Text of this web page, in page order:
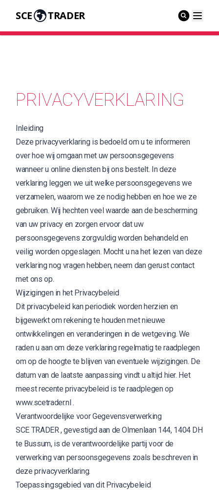
SCE TRADER
PRIVACYVERKLARING
Inleiding
Deze privacyverklaring is bedoeld om u te informeren
over hoe wij omgaan met uw persoonsgegevens
wanneer u online diensten bij ons bestelt. In deze
verklaring leggen we uit welke persoonsgegevens we
verzamelen, waarom we ze nodig hebben en hoe we ze
gebruiken. Wij hechten veel waarde aan de bescherming
van uw privacy en zorgen ervoor dat uw
persoonsgegevens zorgvuldig worden behandeld en
veilig worden opgeslagen. Mocht u na het lezen van deze
verklaring nog vragen hebben, neem dan gerust contact
met ons op.
Wijzigingen in het Privacybeleid
Dit privacybeleid kan periodiek worden herzien en
bijgewerkt om rekening te houden met nieuwe
ontwikkelingen en veranderingen in de wetgeving. We
raden u aan om deze verklaring regelmatig te raadplegen
om op de hoogte te blijven van eventuele wijzigingen. De
datum van de laatste aanpassing vindt u altijd hier. Het
meest recente privacybeleid is te raadplegen op
www.scetrader.nl.
Verantwoordelijke voor Gegevensverwerking
SCE TRADER , gevestigd aan de Olmenlaan 144, 1404 DH
te Bussum, is de verantwoordelijke partij voor de
verwerking van persoonsgegevens zoals beschreven in
deze privacyverklaring.
Toepassingsgebied van dit Privacybeleid